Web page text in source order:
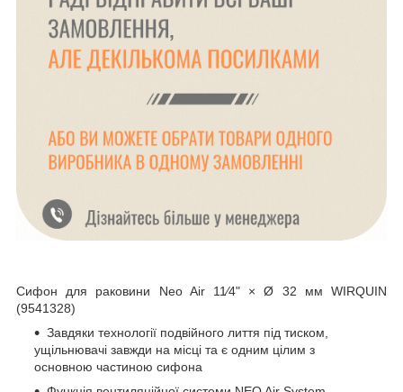
Сифон для раковини Neo Air 11⁄4" × Ø 32 мм WIRQUIN
(9541328)
Завдяки технології подвійного лиття під тиском,
ущільнювачі завжди на місці та є одним цілим з
основною частиною сифона